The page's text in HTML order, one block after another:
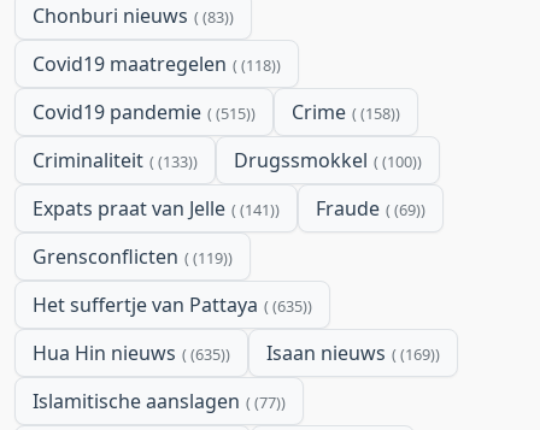
Chonburi nieuws (83)
Covid19 maatregelen (118)
Covid19 pandemie (515) Crime (158)
Criminaliteit (133) Drugssmokkel (100)
Expats praat van Jelle (141) Fraude (69)
Grensconflicten (119)
Het suffertje van Pattaya (635)
Hua Hin nieuws (635) Isaan nieuws (169)
Islamitische aanslagen (77)